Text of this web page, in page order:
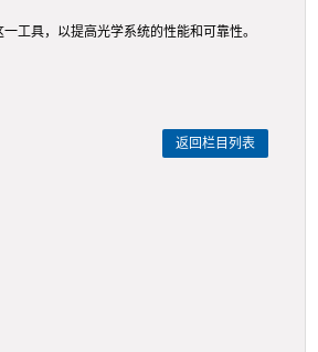
工具，以提高光学系统的性能和可靠性。
返回栏目列表